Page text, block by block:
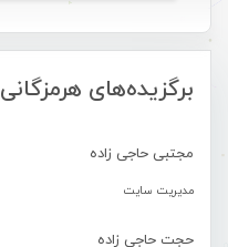
برگزیده‌های هرمزگانی
مجتبی حاجی زاده
مدیریت سایت
حجت حاجی زاده